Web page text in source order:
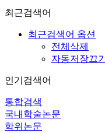
최근검색어
최근검색어 옵션
전체삭제
자동저장끄기
인기검색어
통합검색
국내학술논문
학위논문